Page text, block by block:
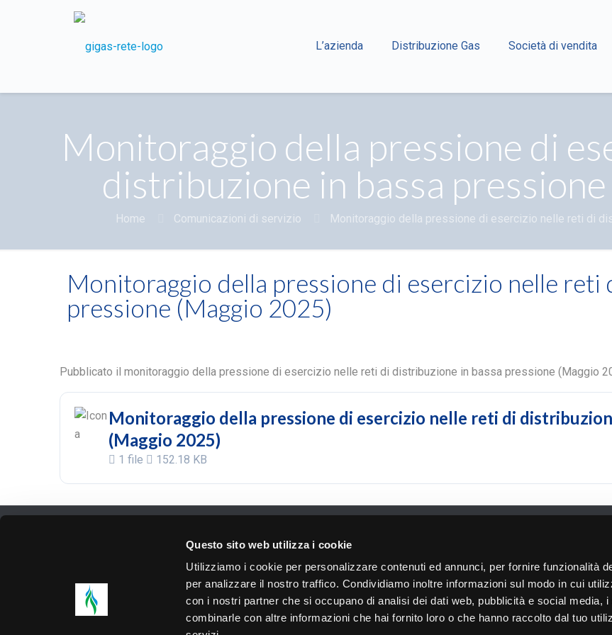
Questo sito web utilizza i cookie
Utilizziamo i cookie per personalizzare contenuti ed annunci, per fornire funzionalità
per analizzare il nostro traffico. Condividiamo inoltre informazioni sul modo in cui
con i nostri partner che si occupano di analisi dei dati web, pubblicità e social media, i
combinarle con altre informazioni che hai fornito loro o che hanno raccolto dal tuo
L’azienda Distribuzione Gas Società di vendita
Monitoraggio della pressione di
distribuzione in bassa
Home Comunicazioni di servizio Monitoraggio della pressione di esercizio nelle reti di
Monitoraggio della pressione di esercizio nelle reti
pressione (Maggio 2025)
Pubblicato il monitoraggio della pressione di esercizio nelle reti di distribuzione in bassa pressione (Maggio
Monitoraggio della pressione di esercizio nelle reti di
(Maggio 2025)
1 file 152.18 KB